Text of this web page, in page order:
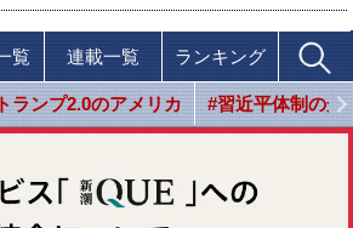
覧 連載一覧 ランキング
ランプ2.0のアメリカ #習近平体制の光